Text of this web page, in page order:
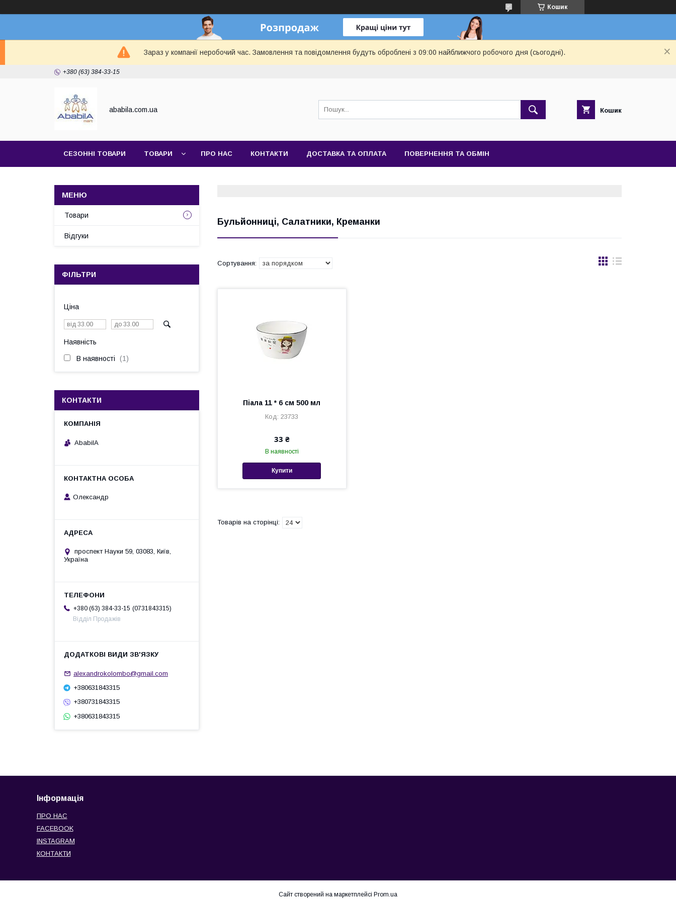
Кошик
Зараз у компанії неробочий час. Замовлення та повідомлення будуть оброблені з 09:00 найближчого робочого дня (сьогодні).
+380 (63) 384-33-15
ababila.com.ua Кошик
СЕЗОННІ ТОВАРИ ТОВАРИ ПРО НАС КОНТАКТИ ДОСТАВКА ТА ОПЛАТА ПОВЕРНЕННЯ ТА ОБМІН
Бульйонниці, Салатники, Креманки
Піала 11 * 6 см 500 мл
23733
33 ₴
В наявності
Купити
Товари
Відгуки
ФІЛЬТРИ
Ціна
Наявність
В наявності 1
КОНТАКТИ
AbabilA
Олександр
проспект Науки 59, 03083, Київ,
Україна
+380 (63) 384-33-15
0731843315
Відділ Продажів
alexandrokolombo@gmail.com
+380631843315
+380731843315
+380631843315
Інформація
ПРО НАС
FACEBOOK
INSTAGRAM
КОНТАКТИ
Сайт створений на маркетплейсі Prom.ua